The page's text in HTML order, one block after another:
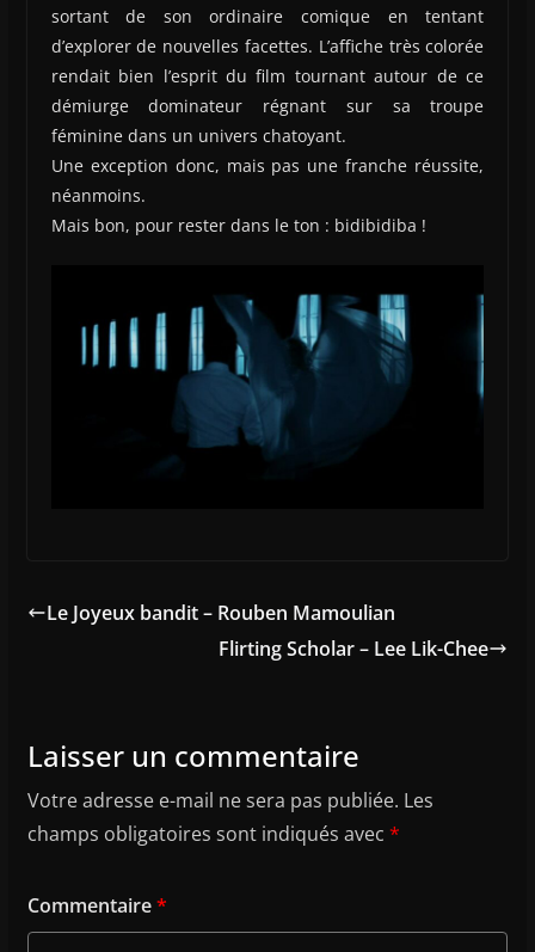
sortant de son ordinaire comique en tentant
d’explorer de nouvelles facettes. L’affiche très colorée
rendait bien l’esprit du film tournant autour de ce
démiurge dominateur régnant sur sa troupe
féminine dans un univers chatoyant.
Une exception donc, mais pas une franche réussite,
néanmoins.
Mais bon, pour rester dans le ton : bidibidiba !
Le Joyeux bandit – Rouben Mamoulian
Flirting Scholar – Lee Lik-Chee
Laisser un commentaire
Votre adresse e-mail ne sera pas publiée. Les
champs obligatoires sont indiqués avec *
Commentaire*